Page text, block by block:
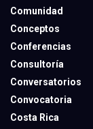
Comunidad
Conceptos
Conferencias
Consultoría
Conversatorios
Convocatoria
Costa Rica